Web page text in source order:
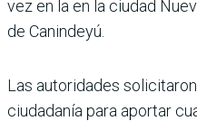
vez en la en la ciudad
de Canindeyú.
Las autoridades
ciudadanía para aportar